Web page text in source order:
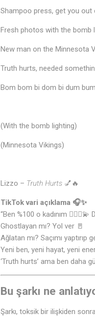
Shampoo press, get you out
Fresh photos with the bomb
New man on the Minnesota
Truth hurts, needed
Bom bom bi dom bi dum
(With the bomb lighting)
(Minnesota Vikings)
Lizzo – Truth Hurts 💅🔥
TikTok vari açıklama 🎧✨
“Ben %100 o kadınım
Ghostlayan mı? Yol ver 🚪
Ağlatan mı? Saçımı yaptırıp
Yeni ben, yeni hayat, yeni
‘Truth hurts’ ama ben daha
Bu şarkı ne
Şarkı, toksik bir ilişkiden